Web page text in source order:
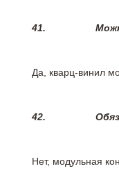
41.
Да, кварц-винил
42.
Нет, модульная